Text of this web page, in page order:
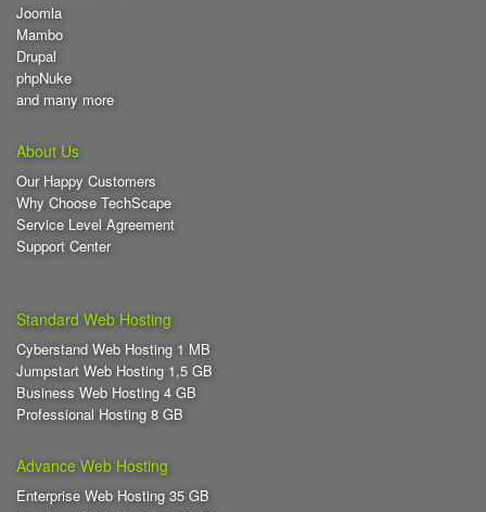
Joomla
Mambo
Drupal
phpNuke
and many more
About Us
Our Happy Customers
Why Choose TechScape
Service Level Agreement
Support Center
Standard Web Hosting
Cyberstand Web Hosting 1 MB
Jumpstart Web Hosting 1,5 GB
Business Web Hosting 4 GB
Professional Hosting 8 GB
Advance Web Hosting
Enterprise Web Hosting 35 GB